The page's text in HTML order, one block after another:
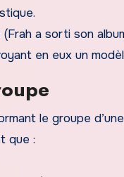
a sorti son
en eux un
le groupe
que :